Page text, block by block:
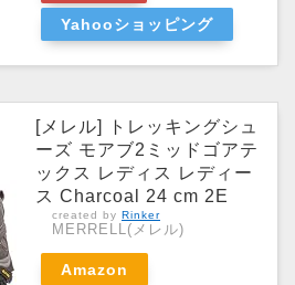
Yahooショッピング
[メレル] トレッキングシュ
ーズ モアブ2ミッドゴアテ
ックス レディス レディー
ス Charcoal 24 cm 2E
created by Rinker
MERRELL(メレル)
Amazon